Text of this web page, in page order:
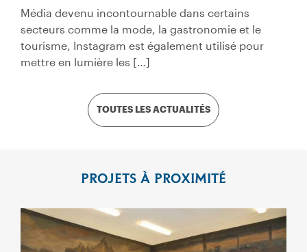
TOUTES LES ACTUALITÉS
Média devenu incontournable dans certains
secteurs comme la mode, la gastronomie et le
tourisme, Instagram est également utilisé pour
mettre en lumière les […]
PROJETS À PROXIMITÉ